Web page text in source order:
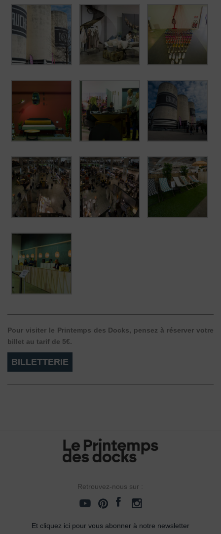
Pour visiter le Printemps des Docks, pensez à réserver votre
billet au tarif de 5€.
BILLETTERIE
Retrouvez-nous sur :
Et cliquez ici pour vous abonner à notre newsletter